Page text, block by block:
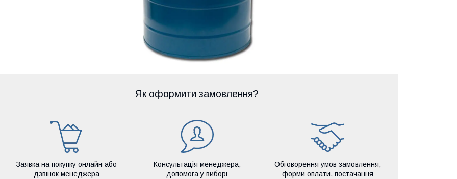
Як оформити замовлення?
Заявка на покупку онлайн або
дзвінок менеджера
Консультація менеджера,
допомога у виборі
Обговорення умов замовлення,
форми оплати, постачання